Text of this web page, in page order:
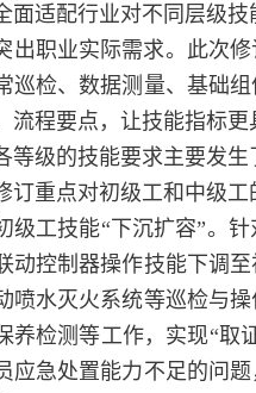
面适配行业对不同层级技
职业实际需求。此次修
巡检、数据测量、基础
流程要点，让技能指标
级的技能要求主要发生
重点对初级工和中级工
工技能“下沉扩容”。针
动控制器操作技能下调
喷水灭火系统等巡检与
养检测等工作，实现“取
应急处置能力不足的问